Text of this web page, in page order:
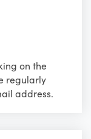
on the
regularly
address.